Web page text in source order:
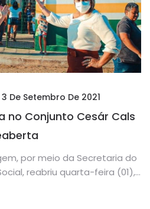
3 De Setembro De 2021
no Conjunto Cesár Cals
por meio da Secretaria do
reabriu quarta-feira (01),